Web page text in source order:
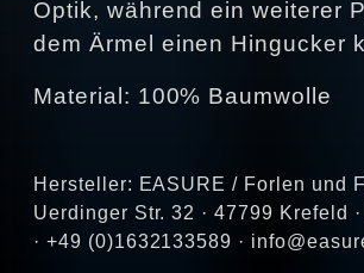
Optik, während ein weiterer
dem Ärmel einen Hingucker
Material: 100% Baumwolle
Hersteller: EASURE / Forlen und
Uerdinger Str. 32 · 47799 Krefeld
· +49 (0)1632133589 ·